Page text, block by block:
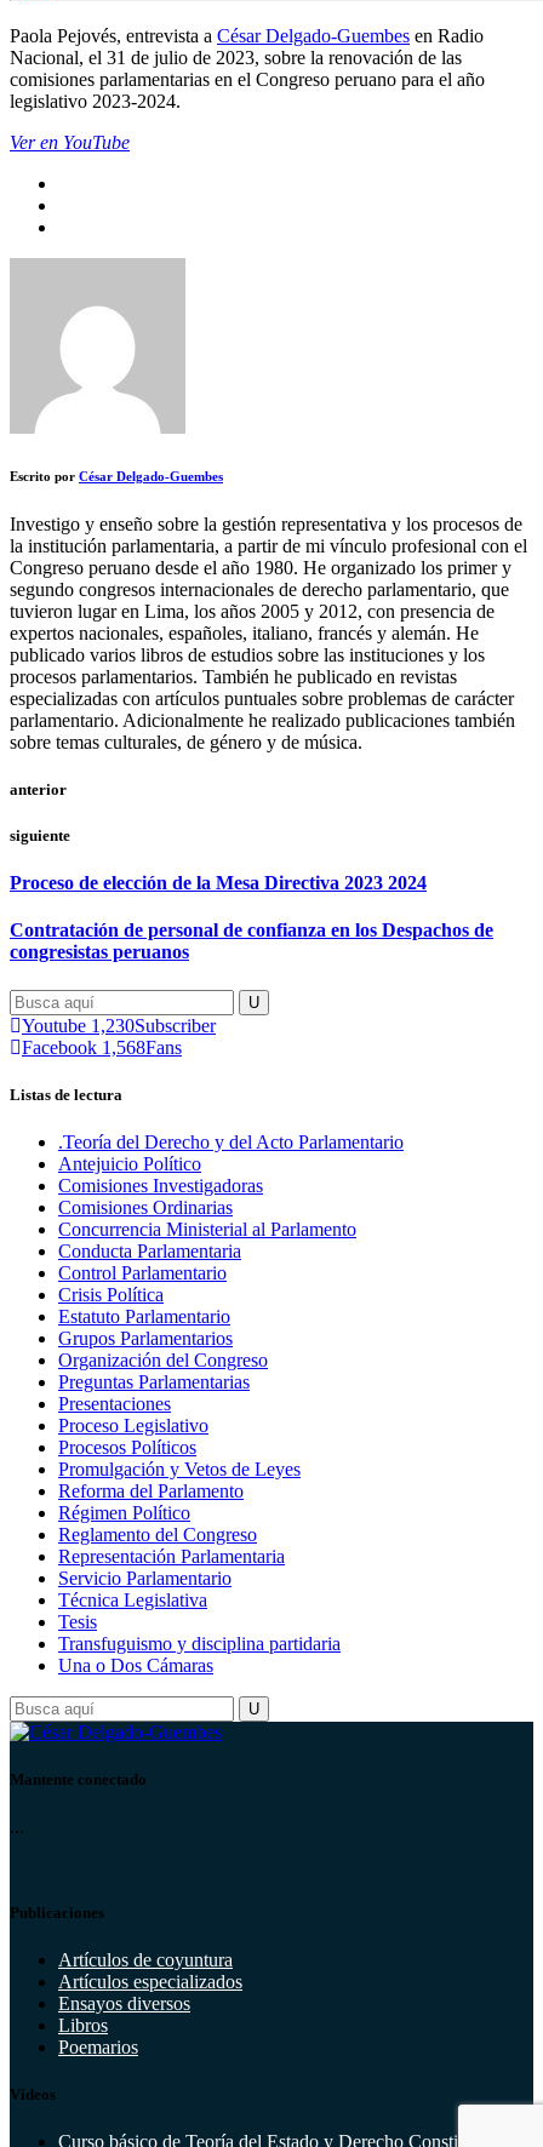
Paola Pejovés, entrevista a César Delgado-Guembes en Radio
Nacional, el 31 de julio de 2023, sobre la renovación de las
comisiones parlamentarias en el Congreso peruano para el año
legislativo 2023-2024.
Ver en YouTube
Escrito por César Delgado-Guembes
Investigo y enseño sobre la gestión representativa y los procesos de
la institución parlamentaria, a partir de mi vínculo profesional con el
Congreso peruano desde el año 1980. He organizado los primer y
segundo congresos internacionales de derecho parlamentario, que
tuvieron lugar en Lima, los años 2005 y 2012, con presencia de
expertos nacionales, españoles, italiano, francés y alemán. He
publicado varios libros de estudios sobre las instituciones y los
procesos parlamentarios. También he publicado en revistas
especializadas con artículos puntuales sobre problemas de carácter
parlamentario. Adicionalmente he realizado publicaciones también
sobre temas culturales, de género y de música.
anterior
siguiente
Proceso de elección de la Mesa Directiva 2023 2024
Contratación de personal de confianza en los Despachos de
congresistas peruanos
Youtube 1,230Subscriber
Facebook 1,568Fans
Listas de lectura
.Teoría del Derecho y del Acto Parlamentario
Antejuicio Político
Comisiones Investigadoras
Comisiones Ordinarias
Concurrencia Ministerial al Parlamento
Conducta Parlamentaria
Control Parlamentario
Crisis Política
Estatuto Parlamentario
Grupos Parlamentarios
Organización del Congreso
Preguntas Parlamentarias
Presentaciones
Proceso Legislativo
Procesos Políticos
Promulgación y Vetos de Leyes
Reforma del Parlamento
Régimen Político
Reglamento del Congreso
Representación Parlamentaria
Servicio Parlamentario
Técnica Legislativa
Tesis
Transfuguismo y disciplina partidaria
Una o Dos Cámaras
Mantente conectado
...
Publicaciones
Artículos de coyuntura
Artículos especializados
Ensayos diversos
Libros
Poemarios
Vídeos
Curso básico de Teoría del Estado y Derecho Constitucional